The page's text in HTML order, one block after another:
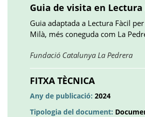
Guia de visita en Lectura
Guia adaptada a Lectura Fàcil
Milà, més coneguda com La
Fundació Catalunya La PedreraObre
FITXA TÈCNICA
Any de publicació: 2024
Tipologia del document: